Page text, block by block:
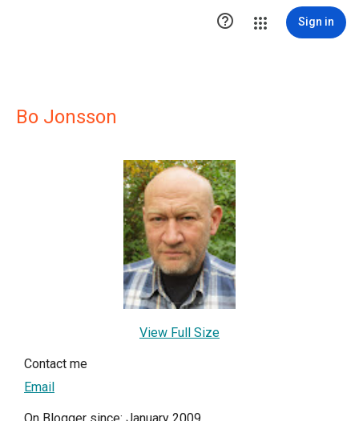
 Sign in
Bo Jonsson
View Full Size
Contact me
Email